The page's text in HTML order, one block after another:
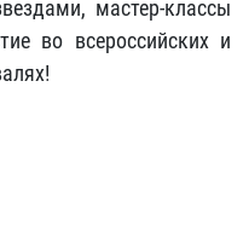
мастер-классы
во всероссийских и